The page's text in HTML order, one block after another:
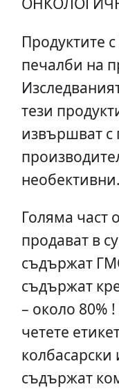
Продуктите
печалби на
тези
извършват с
необективни.
Голяма част
продават в
съдържат
съдържат
– около 80%
четете
колбасарски
съдържат